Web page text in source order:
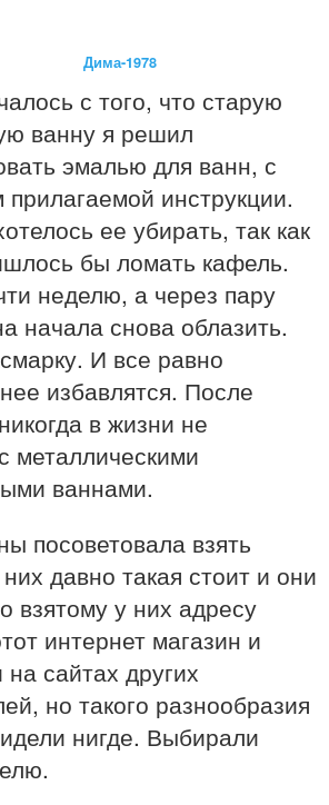
Дима-1978
с того, что старую
ванну я решил
эмалью для ванн, с
инструкции.
ее убирать, так как
бы ломать кафель.
неделю, а через пару
начала снова облазить.
И все равно
избавлятся. После
в жизни не
металлическими
ваннами.
посоветовала взять
давно такая стоит и они
взятому у них адресу
интернет магазин и
сайтах других
но такого разнообразия
нигде. Выбирали